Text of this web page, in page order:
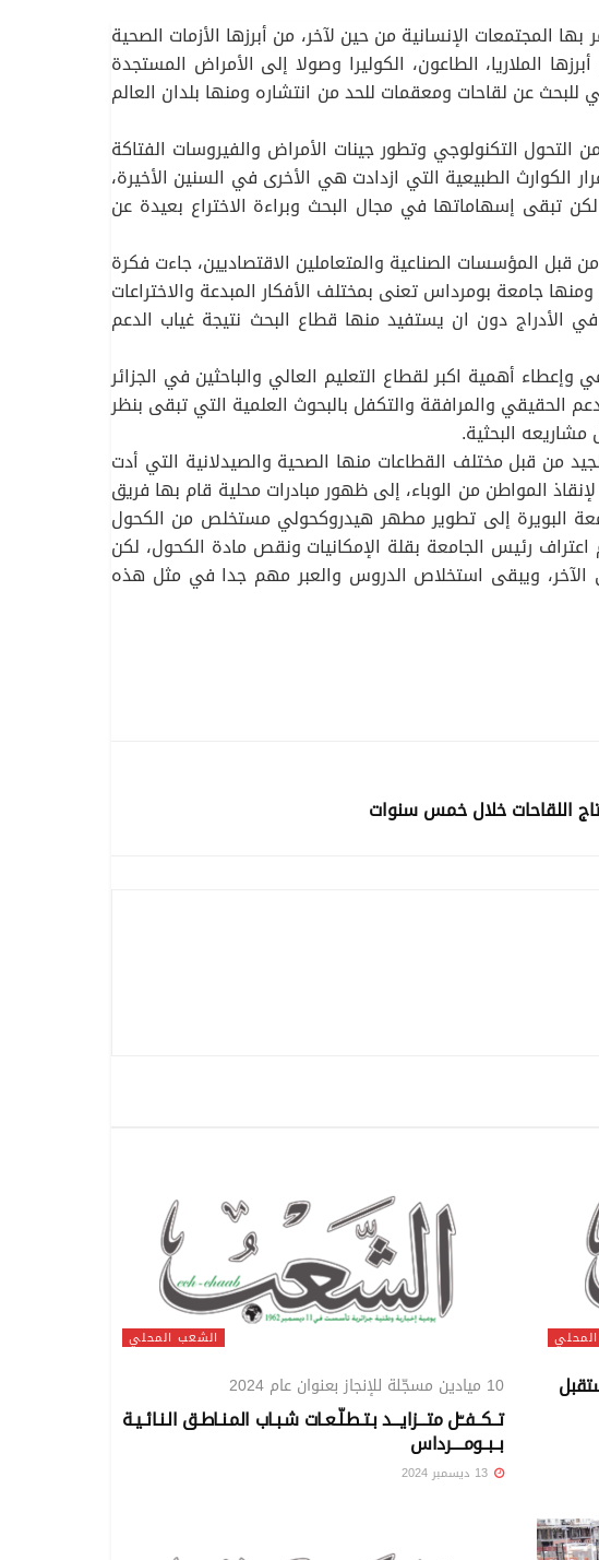
المجتمعات الإنسانية من حين لآخر، من أبرزها الأزمات الصحية
الملاريا، الطاعون، الكوليرا وصولا إلى الأمراض المستجدة
عن لقاحات ومعقمات للحد من انتشاره ومنها بلدان العالم
التكنولوجي وتطور جينات الأمراض والفيروسات الفتاكة
الطبيعية التي ازدادت هي الأخرى في السنين الأخيرة،
تبقى إسهاماتها في مجال البحث وبراءة الاختراع بعيدة عن
المؤسسات الصناعية والمتعاملين الاقتصاديين، جاءت فكرة
جامعة بومرداس تعنى بمختلف الأفكار المبدعة والاختراعات
دون ان يستفيد منها قطاع البحث نتيجة غياب الدعم
أهمية اكبر لقطاع التعليم العالي والباحثين في الجزائر
والمرافقة والتكفل بالبحوث العلمية التي تبقى بنظر
البحثية.
من قبل مختلف القطاعات منها الصحية والصيدلانية التي أدت
المواطن من الوباء، إلى ظهور مبادرات محلية قام بها فريق
البويرة إلى تطوير مطهر هيدروكحولي مستخلص من الكحول
اعتراف رئيس الجامعة بقلة الإمكانيات ونقص مادة الكحول، لكن
الآخر، ويبقى استخلاص الدروس والعبر مهم جدا في مثل هذه
اللقاحات خلال خمس سنوات
الشعب المحلي
10 ميادين مسجّلة للإنجاز بعنوان عام 2024
تــكــفــّل متـــزايـــد بـتـطـلّـعـات شـبـاب المـنـاطـق الـنـائـيـة
بــبــومــــرداس